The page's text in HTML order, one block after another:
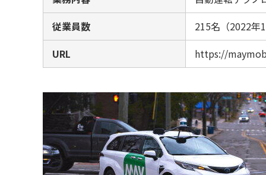
従業員数
215名（2022年
URL
https://